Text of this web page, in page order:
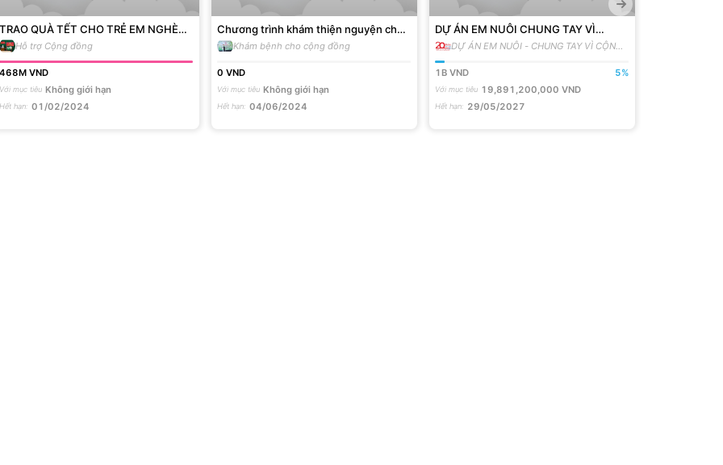
TRAO QUÀ TẾT CHO TRẺ EM NGHÈO
- TẾT GIÁP THÌN 2024
Hỗ trợ Cộng đồng
468M VND
Với mục tiêu Không giới hạn
Hết hạn: 01/02/2024
Chương trình khám thiện nguyện cho
người nghèo, người có hoàn cảnh khó
khăn năm 2024
Khám bệnh cho cộng đồng
0 VND
Với mục tiêu Không giới hạn
Hết hạn: 04/06/2024
DỰ ÁN EM NUÔI CHUNG TAY VÌ
CỘNG ĐỒNG [MÙA 3] ĐỒNG HÀNH
VỚI 200 EM MỒ CÔI
DỰ ÁN EM NUÔI - CHUNG TAY VÌ CỘNG
1B VND 5%
Với mục tiêu 19,891,200,000 VND
Hết hạn: 29/05/2027